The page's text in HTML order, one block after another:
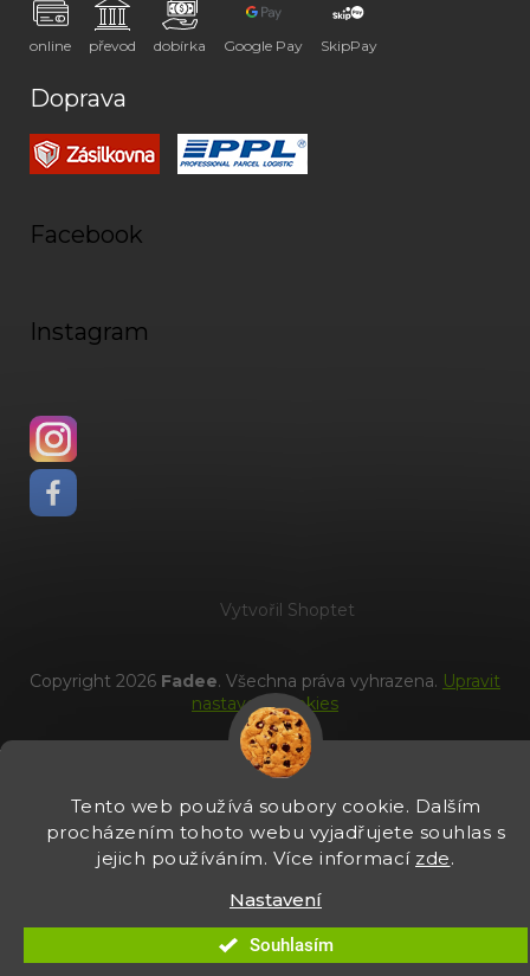
Tento web používá soubory cookie. Dalším
procházením tohoto webu vyjadřujete souhlas s
jejich používáním. Více informací zde.
Nastavení
Souhlasím
online převod dobírka Google Pay SkipPay
Doprava
Facebook
Instagram
Vytvořil Shoptet
Copyright 2026 Fadee. Všechna práva vyhrazena. Upravit
nastavení cookies